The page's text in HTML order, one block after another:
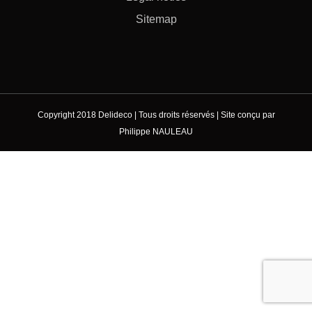
Sitemap
Copyright 2018 Delideco | Tous droits réservés | Site conçu par
Philippe NAULEAU